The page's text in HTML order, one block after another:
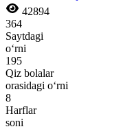
42894
364
Saytdagi
o‘rni
195
Qiz bolalar
orasidagi o‘rni
8
Harflar
soni